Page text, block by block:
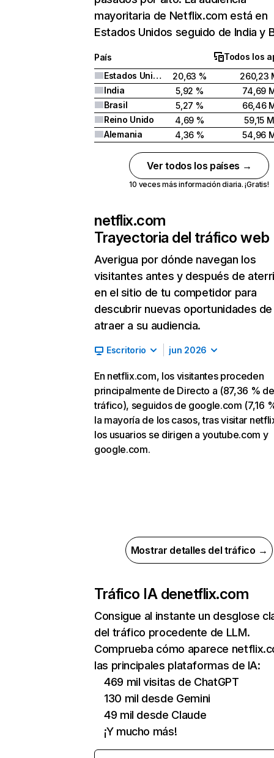
mayoritaria de Netflix.com está en
Estados Unidos seguido de India y
País
Todos los
Estados Unidos
20,63 %
260,23
India
5,92 %
74,69
Brasil
5,27 %
66,46
Reino Unido
4,69 %
59,15 M
Alemania
4,36 % 54,96
Ver todos los países →
10 veces más información diaria. ¡Gratis!
netflix.com
Trayectoria del tráfico web
Averigua por dónde navegan los
visitantes antes y después de
en el sitio de tu competidor para
descubrir nuevas oportunidades de
atraer a su audiencia.
Escritorio jun 2026
En netflix.com, los visitantes proceden
principalmente de Directo a (87,36 % de
tráfico), seguidos de google.com (7,16
la mayoría de los casos, tras visitar
los usuarios se dirigen a youtube.com y
google.com.
Mostrar detalles del tráfico →
Tráfico IA denetflix.com
Consigue al instante un desglose
del tráfico procedente de LLM.
Comprueba cómo aparece
las principales plataformas de IA:
469 mil visitas de ChatGPT
130 mil desde Gemini
49 mil desde Claude
¡Y mucho más!